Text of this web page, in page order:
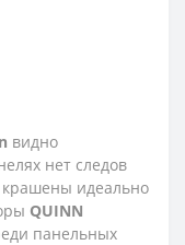
видно
нет следов
идеально
QUINN
панельных